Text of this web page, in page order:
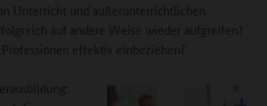
Unterricht und außerunterrichtlichen
auf andere Weise wieder aufgreifen?
effektiv einbeziehen?